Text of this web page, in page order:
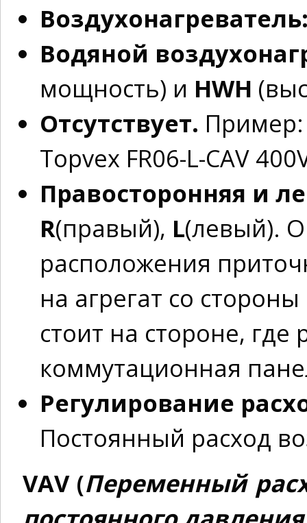
Водяной
мощность) и HWH
Отсутствует. Пример:
Topvex FR06-L-CAV
Правосторонняя и
R(правый), L(левый).
расположения
на агрегат со
стоит на стороне, где
коммутационная
Регулирование
Постоянный расход
VAV (Переменный